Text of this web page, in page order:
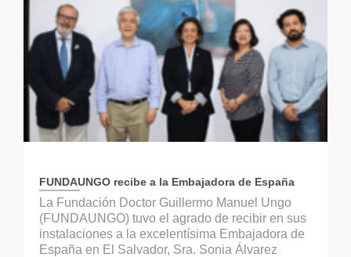
FUNDAUNGO recibe a la Embajadora de España
La Fundación Doctor Guillermo Manuel Ungo
(FUNDAUNGO) tuvo el agrado de recibir en sus
instalaciones a la excelentísima Embajadora de
España en El Salvador, Sra. Sonia Álvarez